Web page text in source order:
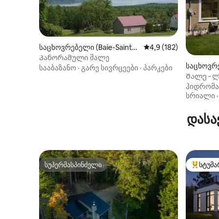
საცხოვრებელი (Baie-Saint-P
aul)
საშუალო შეფასებაა
4,9 (182)
Პანორამული შალე
სააბაზანო · გარე სივრცეები · პარკები
Შალე ‑
სრიალი ·
სუპერმასპინძელი
სუპერმასპინძელი